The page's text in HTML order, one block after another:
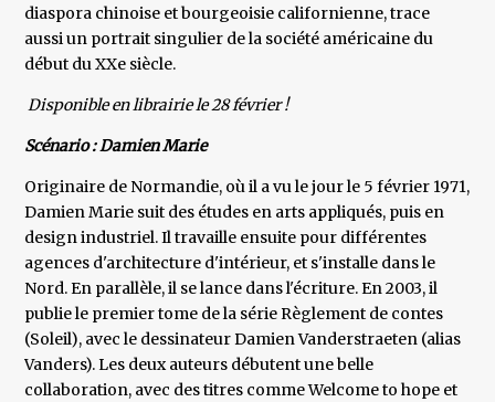
diaspora chinoise et bourgeoisie californienne, trace
aussi un portrait singulier de la société américaine du
début du XXe siècle.
Disponible en librairie le 28 février !
Scénario : Damien Marie
Originaire de Normandie, où il a vu le jour le 5 février 1971,
Damien Marie suit des études en arts appliqués, puis en
design industriel. Il travaille ensuite pour différentes
agences d'architecture d'intérieur, et s'installe dans le
Nord. En parallèle, il se lance dans l'écriture. En 2003, il
publie le premier tome de la série Règlement de contes
(Soleil), avec le dessinateur Damien Vanderstraeten (alias
Vanders). Les deux auteurs débutent une belle
collaboration, avec des titres comme Welcome to hope et